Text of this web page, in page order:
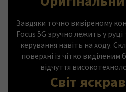
Завдяки точно вивіреному
Focus 5G зручно лежить у
керування навіть на ходу.
поверхні із чітко
відчуття
Світ